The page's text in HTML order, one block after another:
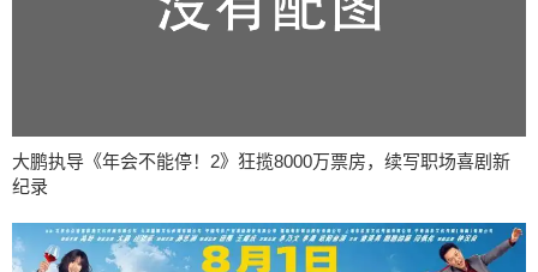
大鹏执导《年会不能停！2》狂揽8000万票房，续写职场喜剧新
纪录